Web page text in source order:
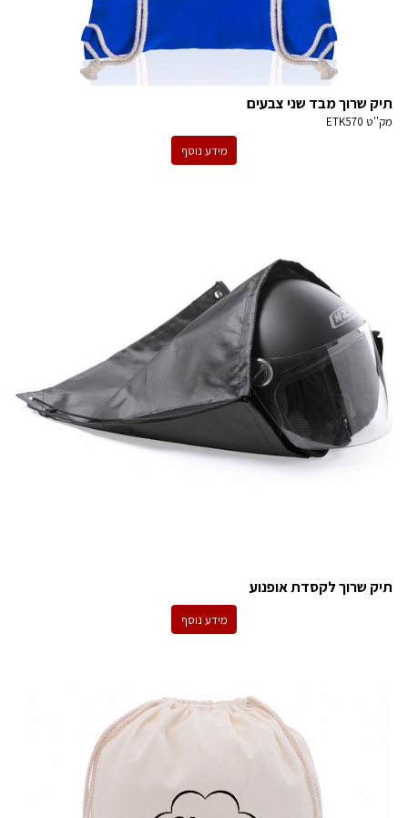
תיק שרוך מבד שני צבעים
מק''ט ETK570
מידע נוסף
תיק שרוך לקסדת אופנוע
מידע נוסף